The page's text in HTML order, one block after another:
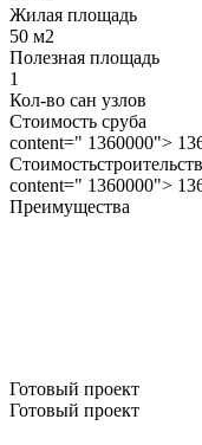
Жилая площадь
50 м2
Полезная площадь
1
Кол-во сан узлов
Стоимость сруба
content=" 1360000">
content=" 1360000">
Преимущества
Готовый проект
Готовый проект